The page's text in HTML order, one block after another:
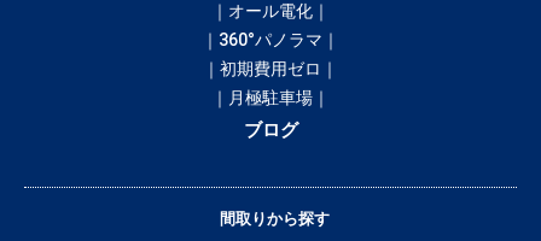
｜オール電化｜
｜360°パノラマ｜
｜初期費用ゼロ｜
｜月極駐車場｜
ブログ
間取りから探す